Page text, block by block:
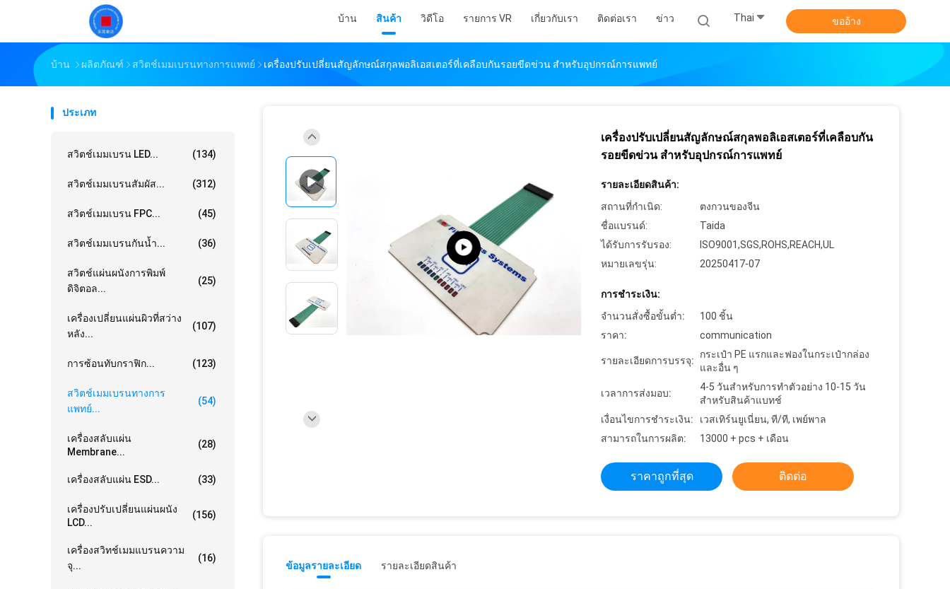
บ้าน สินค้า วิดีโอ รายการ VR เกี่ยวกับเรา ติดต่อเรา ข่าว Thai ขออ้าง
บ้าน ผลิตภัณฑ์ สวิตช์เมมเบรนทางการแพทย์ เครื่องปรับเปลี่ยนสัญลักษณ์สกุลพอลิเอสเตอร์ที่เคลือบกันรอยขีดข่วน สําหรับอุปกรณ์การแพทย์
ประเภท
สวิตช์เมมเบรน LED... (134)
สวิตช์เมมเบรนสัมผัส... (312)
สวิตช์เมมเบรน FPC... (45)
สวิตช์เมมเบรนกันน้ำ... (36)
สวิตช์แผ่นผนังการพิมพ์
ดิจิตอล...
(25)
เครื่องเปลี่ยนแผ่นผิวที่สว่าง
หลัง...
(107)
การซ้อนทับกราฟิก... (123)
สวิตช์เมมเบรนทางการ
แพทย์...
(54)
เครื่องสลับแผ่น
Membrane...
(28)
เครื่องสลับแผ่น ESD... (33)
เครื่องปรับเปลี่ยนแผ่นผนัง
LCD...
(156)
เครื่องสวิทช์เมมแบรนความ
จุ...
(16)
เครื่องปรับเปลี่ยนสัญลักษณ์สกุลพอลิเอสเตอร์ที่เคลือบกัน
รอยขีดข่วน สําหรับอุปกรณ์การแพทย์
รายละเอียดสินค้า:
สถานที่กำเนิด:
ตงกวนของจีน
ชื่อแบรนด์:
Taida
ได้รับการรับรอง:
ISO9001,SGS,ROHS,REACH,UL
หมายเลขรุ่น:
20250417-07
การชำระเงิน:
จำนวนสั่งซื้อขั้นต่ำ:
100 ชิ้น
ราคา:
communication
รายละเอียดการบรรจุ:
กระเป๋า PE แรกและฟองในกระเป๋ากล่อง
และอื่น ๆ
เวลาการส่งมอบ:
4-5 วันสำหรับการทำตัวอย่าง 10-15 วัน
สำหรับสินค้าแบทช์
เงื่อนไขการชำระเงิน:
เวสเทิร์นยูเนี่ยน, ที/ที, เพย์พาล
สามารถในการผลิต:
13000 + pcs + เดือน
ราคาถูกที่สุด ติดต่อ
ข้อมูลรายละเอียด รายละเอียดสินค้า